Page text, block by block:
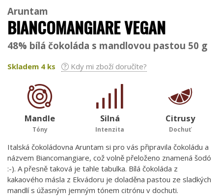
Aruntam
BIANCOMANGIARE VEGAN
48% bílá čokoláda s mandlovou pastou 50 g
Skladem 4 ks Kdy mi zboží doručíte?
Mandle
Tóny
Silná
Intenzita
Citrusy
Dochuť
Italská čokoládovna Aruntam si pro vás připravila čokoládu a
názvem Biancomangiare, což volně přeloženo znamená šodó
:-). A přesně taková je tahle tabulka. Bílá čokoláda z
kakaového másla z Ekvádoru je doladěna pastou ze sladkých
mandlí s úžasným jemným tónem citrónu v dochuti.